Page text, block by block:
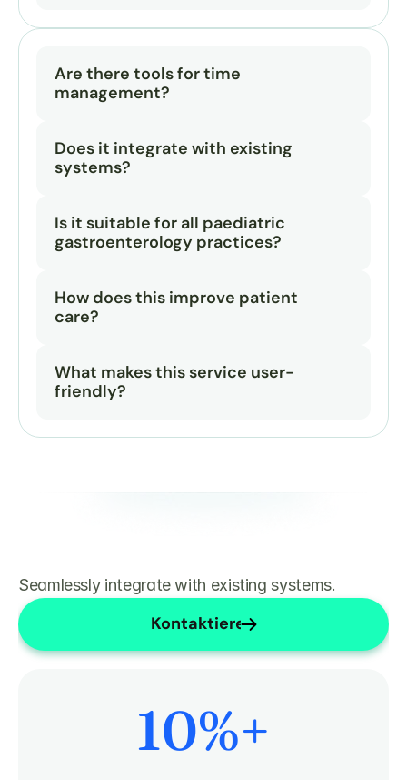
Are there tools for time
management?
Does it integrate with existing
systems?
Is it suitable for all paediatric
gastroenterology practices?
How does this improve patient
care?
What makes this service user-
friendly?
Seamlessly integrate with existing systems.
Kontaktieren Sie uns
10%+